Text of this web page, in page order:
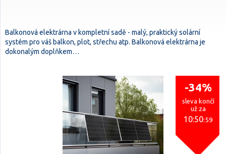
Balkonová elektrárna v kompletní sadě - malý, praktický solární
systém pro váš balkon, plot, střechu atp. Balkonová elektrárna je
dokonalým doplňkem…
-34%
sleva končí
už za
10:50:59